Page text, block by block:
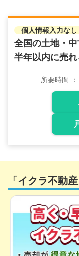
状態:更地
1,500
1,400
状態:更地
4,100
北海道札幌市豊
個人情報入力なし
全国の土地・
半年以内に売
所要時間
「イクラ不動